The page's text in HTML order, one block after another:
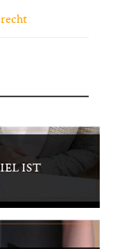
IST